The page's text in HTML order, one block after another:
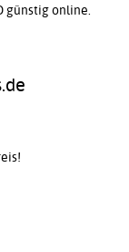
günstig online.